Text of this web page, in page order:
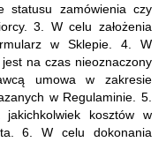
statusu zamówienia czy
3. W celu założenia
w Sklepie. 4. W
na czas nieoznaczony
umowa w zakresie
w Regulaminie. 5.
jakichkolwiek kosztów w
6. W celu dokonania